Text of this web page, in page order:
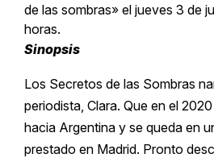
de las sombras» el jueves 3 de
horas.
Sinopsis
Los Secretos de las Sombras
periodista, Clara. Que en el
hacia Argentina y se queda en
prestado en Madrid. Pronto